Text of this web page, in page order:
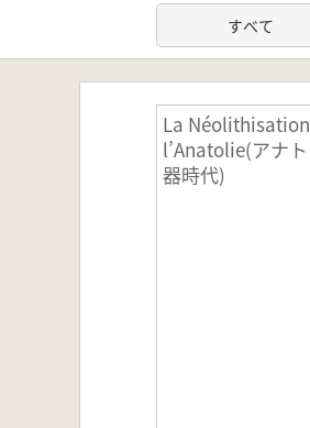
La
l’Anatolie(アナ
器時代)